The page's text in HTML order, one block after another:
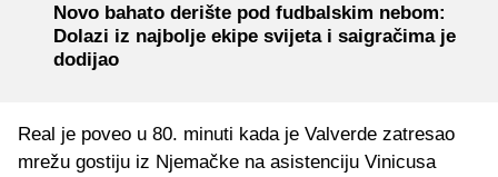
Novo bahato derište pod fudbalskim nebom:
Dolazi iz najbolje ekipe svijeta i saigračima je
dodijao
Real je poveo u 80. minuti kada je Valverde zatresao
mrežu gostiju iz Njemačke na asistenciju Vinicusa